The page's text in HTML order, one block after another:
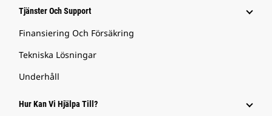
Tjänster Och Support
Finansiering Och Försäkring
Tekniska Lösningar
Underhåll
Hur Kan Vi Hjälpa Till?